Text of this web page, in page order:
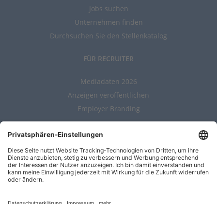
Jobs suchen
Unternehmen finden
Durchsuchen Sie den Stellenkatalog
FÜR RECRUITER
Mediadaten 2026
Anzeigen veröffentlichen
Employer Branding
ALLGEMEIN
Kontakt
AGBs